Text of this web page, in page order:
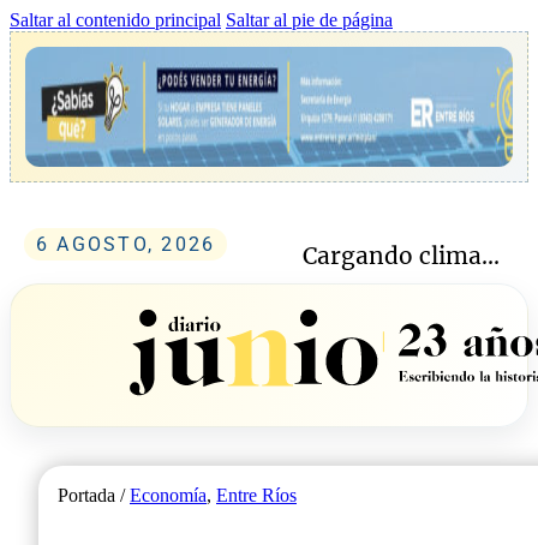
Saltar al contenido principal Saltar al pie de página
6 AGOSTO, 2026 Cargando clima...
Portada /Economía, Entre Ríos